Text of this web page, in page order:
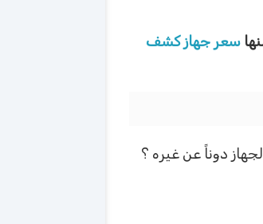
سعر جهاز كشف
دوناً عن غيره ؟